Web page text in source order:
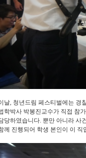
날 청년드림 페스티벌에는 경
학박사 박봉진교수가 직접 참
당하였습니다 뿐만 아니라 사
께 진행되어 학생 본인이 이 직